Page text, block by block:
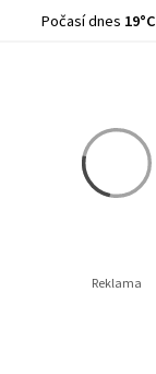
Počasí dnes 19°C